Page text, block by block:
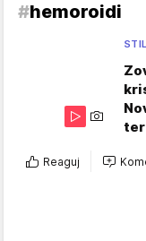
#hemoroidi
STIL
Reaguj